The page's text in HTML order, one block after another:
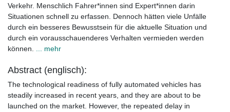
Verkehr. Menschlich Fahrer*innen sind Expert*innen darin
Situationen schnell zu erfassen. Dennoch hätten viele Unfälle
durch ein besseres Bewusstsein für die aktuelle Situation und
durch ein vorausschauenderes Verhalten vermieden werden
können.
... mehr
Abstract (englisch):
The technological readiness of fully automated vehicles has
steadily increased in recent years, and they are about to be
launched on the market. However, the repeated delay in